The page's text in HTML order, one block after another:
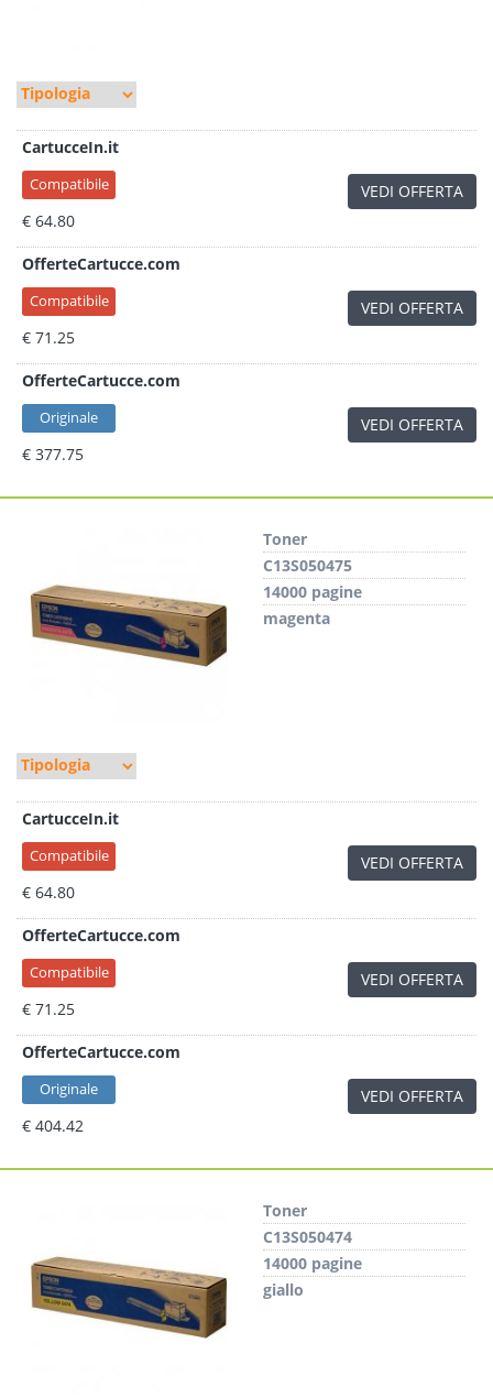
CartucceIn.it
Compatibile
€ 64.80
VEDI OFFERTA
OfferteCartucce.com
Compatibile
€ 71.25
VEDI OFFERTA
OfferteCartucce.com
Originale
€ 377.75
VEDI OFFERTA
Toner
C13S050475
14000 pagine
magenta
CartucceIn.it
Compatibile
€ 64.80
VEDI OFFERTA
OfferteCartucce.com
Compatibile
€ 71.25
VEDI OFFERTA
OfferteCartucce.com
Originale
€ 404.42
VEDI OFFERTA
Toner
C13S050474
14000 pagine
giallo